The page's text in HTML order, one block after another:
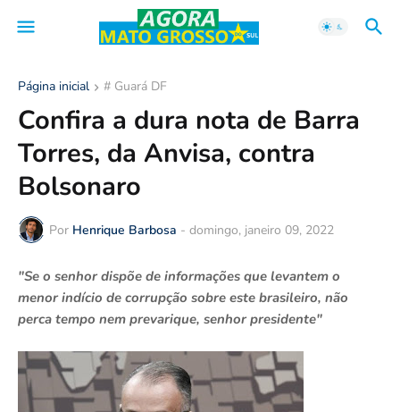
Página inicial # Guará DF
Confira a dura nota de Barra
Torres, da Anvisa, contra
Bolsonaro
Por Henrique Barbosa - domingo, janeiro 09, 2022
"Se o senhor dispõe de informações que levantem o
menor indício de corrupção sobre este brasileiro, não
perca tempo nem prevarique, senhor presidente"